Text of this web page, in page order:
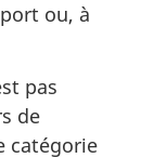
ou, à
pas
de
catégorie